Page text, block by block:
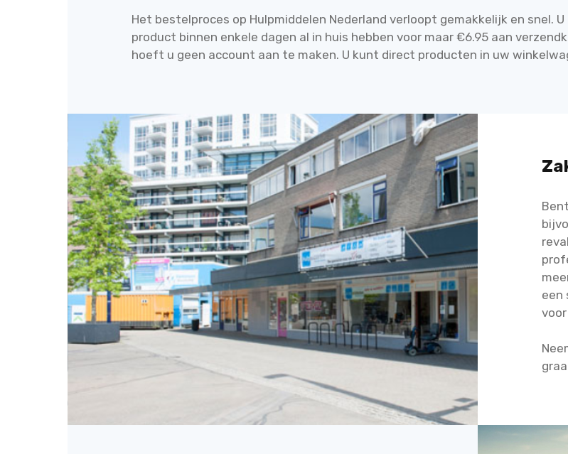
Het bestelproces op Hulpmiddelen Nederland verloopt gemakkelijk en snel.
product binnen enkele dagen al in huis hebben voor maar €6.95 aan
hoeft u geen account aan te maken. U kunt direct producten in uw
een